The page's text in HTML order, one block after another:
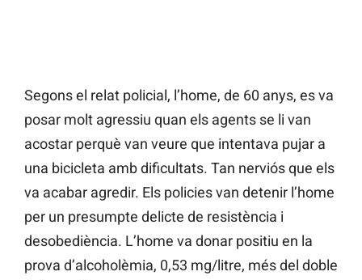
Segons el relat policial, l’home, de 60 anys, es va
posar molt agressiu quan els agents se li van
acostar perquè van veure que intentava pujar a
una bicicleta amb dificultats. Tan nerviós que els
va acabar agredir. Els policies van detenir l’home
per un presumpte delicte de resistència i
desobediència. L’home va donar positiu en la
prova d’alcoholèmia, 0,53 mg/litre, més del doble